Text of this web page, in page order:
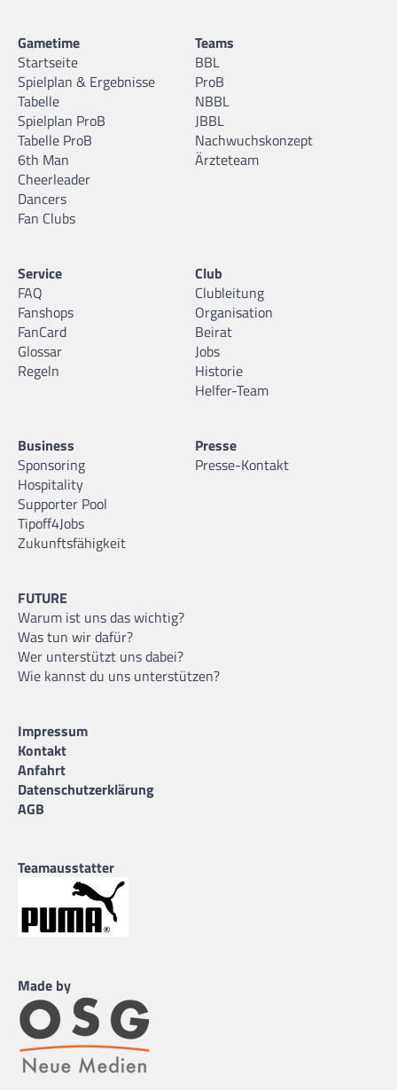
Gametime
Startseite
Spielplan & Ergebnisse
Tabelle
Spielplan ProB
Tabelle ProB
6th Man
Cheerleader
Dancers
Fan Clubs
Teams
BBL
ProB
NBBL
JBBL
Nachwuchskonzept
Ärzteteam
Service
FAQ
Fanshops
FanCard
Glossar
Regeln
Club
Clubleitung
Organisation
Beirat
Jobs
Historie
Helfer-Team
Business
Sponsoring
Hospitality
Supporter Pool
Tipoff4Jobs
Zukunftsfähigkeit
Presse
Presse-Kontakt
FUTURE
Warum ist uns das wichtig?
Was tun wir dafür?
Wer unterstützt uns dabei?
Wie kannst du uns unterstützen?
Impressum
Kontakt
Anfahrt
Datenschutzerklärung
AGB
Teamausstatter
Made by